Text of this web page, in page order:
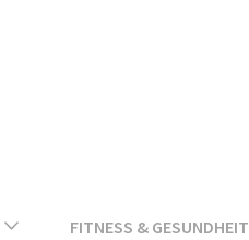
FITNESS & GESUNDHEIT